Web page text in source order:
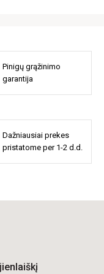
Pinigų grąžinimo
garantija
Dažniausiai prekes
pristatome per 1-2 d.d.